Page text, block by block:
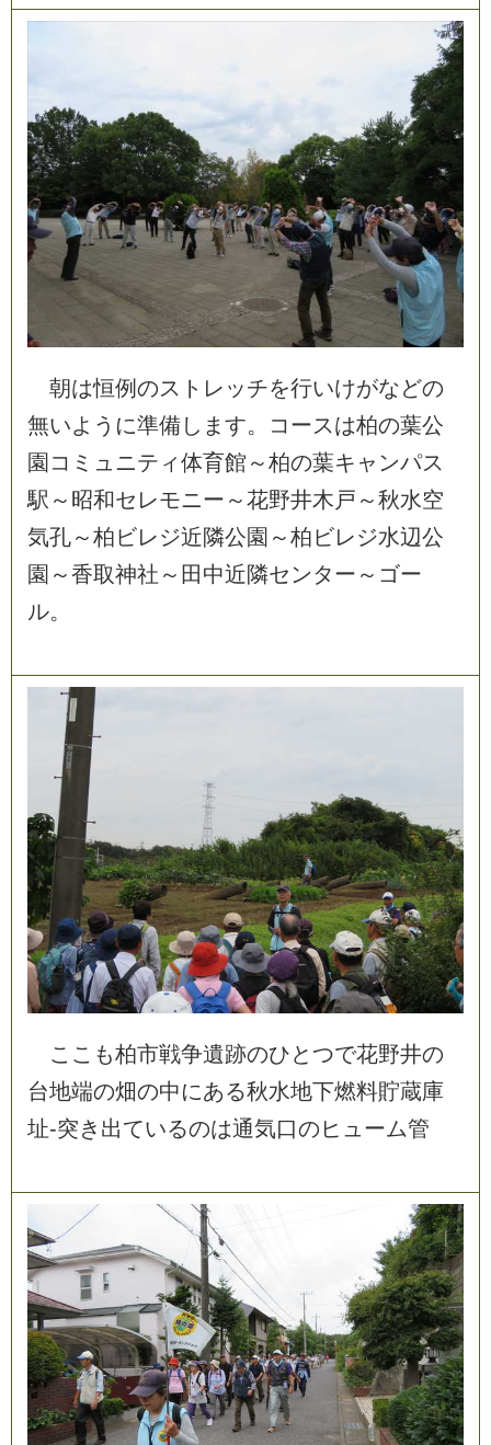
朝は恒例のス ト レ ッチを行いけがなどの
無いよ う に準備し ま す。 コ ースは柏の葉公
園 コ ミ ュ ニテ ィ体育館 ～柏の葉キ ャ ンパス
駅 ～ 昭和セ レモニー ～花野井木 戸 ～秋水空
気孔～柏ビレジ近隣公園 ～柏ビレジ水辺公
園 ～香取神社 ～ 田 中近隣センター ～ ゴー
ル。
こ こ も柏市戦争遺跡のひとつで花野井の
台地端の畑の中にある秋水地下燃料貯蔵庫
址-突き 出ているのは通気口の ヒ ュ ーム管